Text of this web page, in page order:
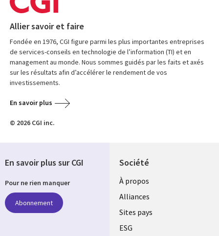
Allier savoir et faire
Fondée en 1976, CGI figure parmi les plus importantes entreprises
de services-conseils en technologie de l’information (TI) et en
management au monde. Nous sommes guidés par les faits et axés
sur les résultats afin d’accélérer le rendement de vos
investissements.
En savoir plus
© 2026 CGI inc.
Société
À propos
Alliances
Sites pays
ESG
En savoir plus sur CGI
Pour ne rien manquer
Abonnement